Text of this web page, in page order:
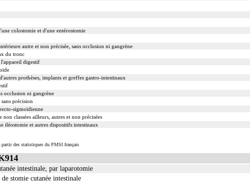
colostomie et d'une entérostomie
autre et non précisée, sans occlusion ni gangrène
du tronc
l'appareil digestif
prothèses, implants et greffes gastro-intestinaux
occlusion ni gangrène
précision
sigmoïdienne
classées ailleurs, autres et non précisées
iléostomie et autres dispositifs intestinaux
partir des statistiques du PMSI français
intestinale, par laparotomie
stomie cutanée intestinale